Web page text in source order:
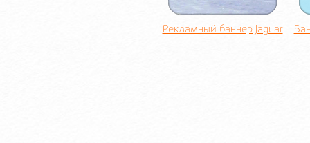
Рекламный баннер Jaguar